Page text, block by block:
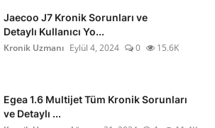
Jaecoo J7 Kronik Sorunları ve
Detaylı Kullanıcı Yo...
Kronik Uzmanı Eylül 4, 2024 0 15.6K
Egea 1.6 Multijet Tüm Kronik Sorunları
ve Detaylı ...